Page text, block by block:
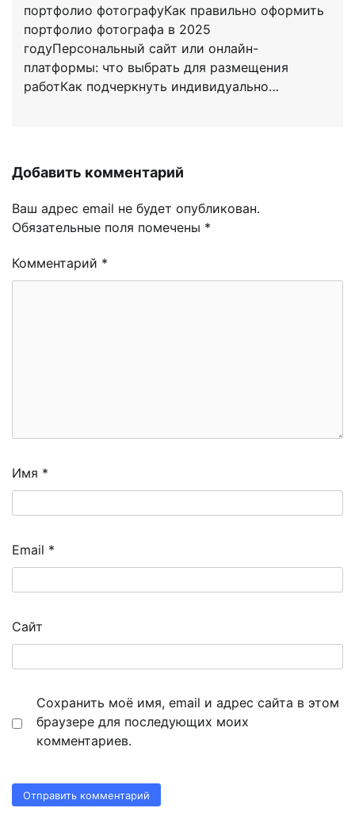
портфолио фотографуКак правильно оформить
портфолио фотографа в 2025
годуПерсональный сайт или онлайн-
платформы: что выбрать для размещения
работКак подчеркнуть индивидуально…
Добавить комментарий
Ваш адрес email не будет опубликован.
Обязательные поля помечены *
Комментарий *
Имя *
Email *
Сайт
Сохранить моё имя, email и адрес сайта в этом
браузере для последующих моих
комментариев.